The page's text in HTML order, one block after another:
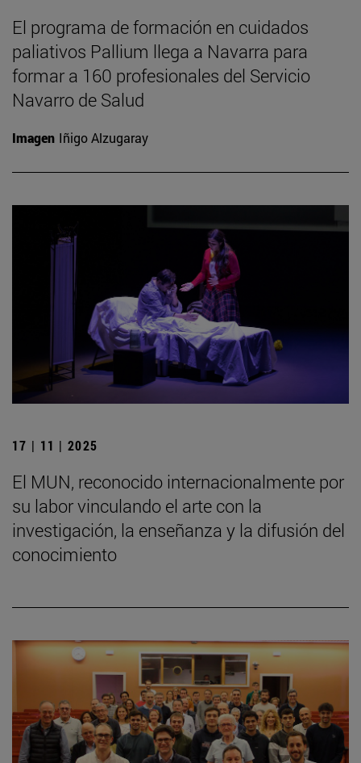
El programa de formación en cuidados
paliativos Pallium llega a Navarra para
formar a 160 profesionales del Servicio
Navarro de Salud
Imagen Iñigo Alzugaray
17 | 11 | 2025
El MUN, reconocido internacionalmente por
su labor vinculando el arte con la
investigación, la enseñanza y la difusión del
conocimiento